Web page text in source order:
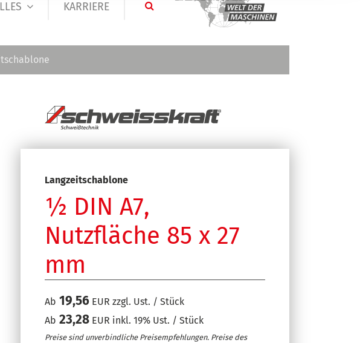
KARRIERE
Langzeitschablone
½ DIN A7,
Nutzfläche 85 x 27
mm
Ab 19,56EUR zzgl. Ust. / Stück
Ab 23,28EUR inkl. 19% Ust. / Stück
Preise sind unverbindliche Preisempfehlungen. Preise des